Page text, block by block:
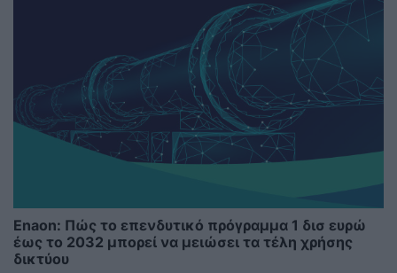
Enaon: Πώς το επενδυτικό πρόγραμμα 1 δισ ευρώ
έως το 2032 μπορεί να μειώσει τα τέλη χρήσης
δικτύου